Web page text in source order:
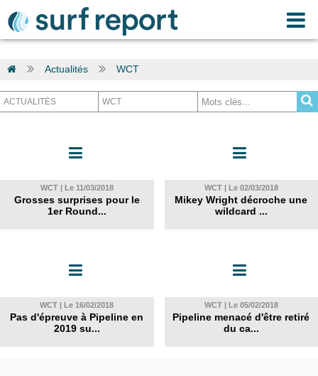
Actualités WCT
WCT | Le 11/03/2018
Grosses surprises pour le
1er Round...
WCT | Le 02/03/2018
Mikey Wright décroche une
wildcard ...
WCT | Le 16/02/2018
Pas d'épreuve à Pipeline en
2019 su...
WCT | Le 05/02/2018
Pipeline menacé d'être retiré
du ca...